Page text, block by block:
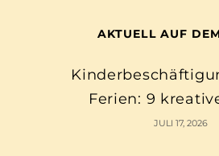
AKTUELL AUF
Ferien: 9
JULI 17, 2026